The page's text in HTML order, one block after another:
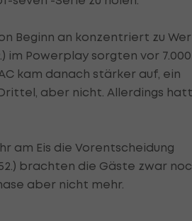
Beginn an konzentriert zu
im Powerplay sorgten vor 7.000
kam danach stärker auf, ein
aber nicht. Allerdings
am Eis die Vorentscheidung
brachten die Gäste zwar
aber nicht mehr.